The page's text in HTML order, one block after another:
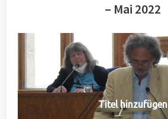
– Mai 2022
Titel hinzufügen